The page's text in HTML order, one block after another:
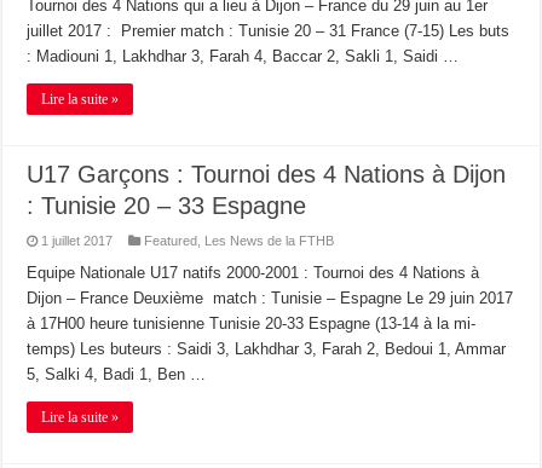
Tournoi des 4 Nations qui a lieu à Dijon – France du 29 juin au 1er
juillet 2017 : Premier match : Tunisie 20 – 31 France (7-15) Les buts
: Madiouni 1, Lakhdhar 3, Farah 4, Baccar 2, Sakli 1, Saidi …
Lire la suite »
U17 Garçons : Tournoi des 4 Nations à Dijon
: Tunisie 20 – 33 Espagne
1 juillet 2017 Featured Les News de la FTHB
Equipe Nationale U17 natifs 2000-2001 : Tournoi des 4 Nations à
Dijon – France Deuxième match : Tunisie – Espagne Le 29 juin 2017
à 17H00 heure tunisienne Tunisie 20-33 Espagne (13-14 à la mi-
temps) Les buteurs : Saidi 3, Lakhdhar 3, Farah 2, Bedoui 1, Ammar
5, Salki 4, Badi 1, Ben …
Lire la suite »